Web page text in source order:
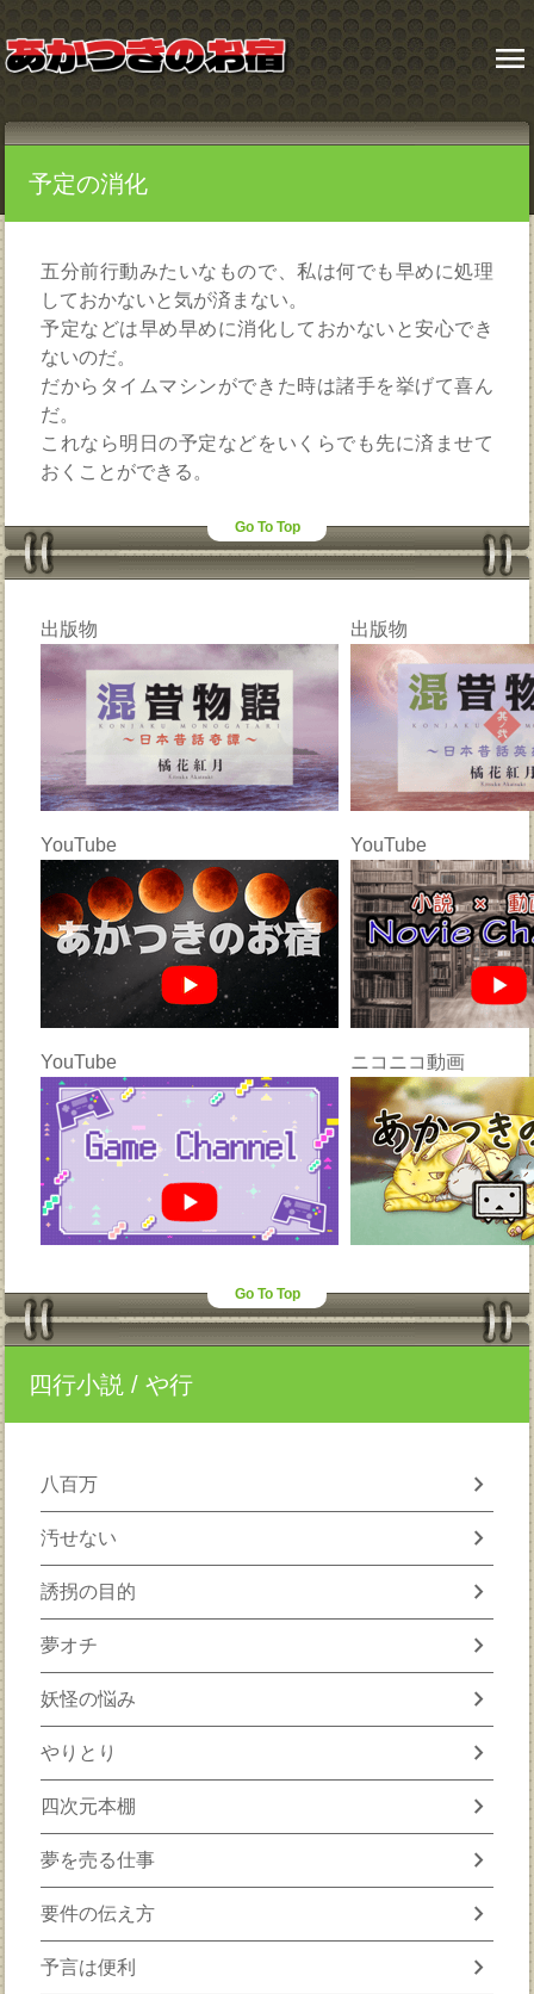
menu
予定の消化
五分前行動みたいなもので、私は何でも早めに処理
しておかないと気が済まない。
予定などは早め早めに消化しておかないと安心でき
ないのだ。
だからタイムマシンができた時は諸手を挙げて喜ん
だ。
これなら明日の予定などをいくらでも先に済ませて
おくことができる。
Go To Top
出版物 出版物
YouTube YouTube
YouTube ニコニコ動画
Go To Top
四行小説 / や行
八百万 chevron_right
汚せない chevron_right
誘拐の目的 chevron_right
夢オチ chevron_right
妖怪の悩み chevron_right
やりとり chevron_right
四次元本棚 chevron_right
夢を売る仕事 chevron_right
要件の伝え方 chevron_right
予言は便利 chevron_right